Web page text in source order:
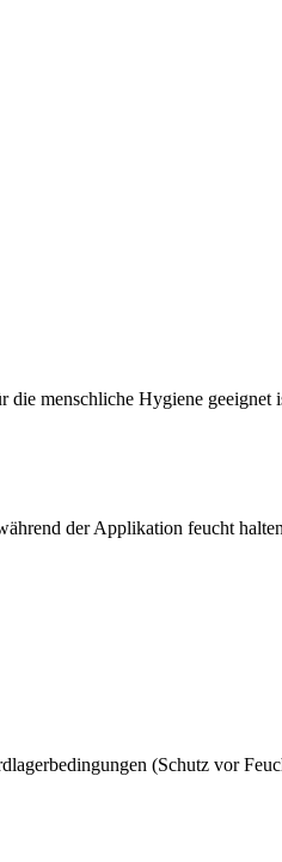
die menschliche Hygiene geeignet
der Applikation feucht
(Schutz vor